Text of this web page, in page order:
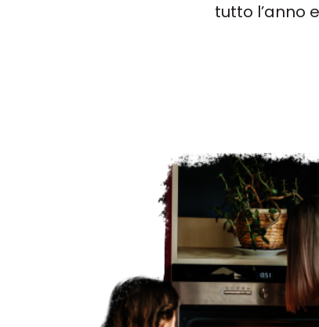
tutto l’anno